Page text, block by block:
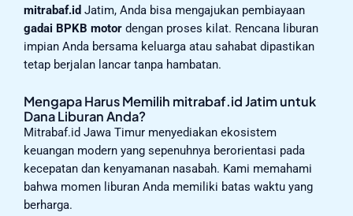
mitrabaf.id Jatim, Anda bisa mengajukan pembiayaan
gadai BPKB motor dengan proses kilat. Rencana liburan
impian Anda bersama keluarga atau sahabat dipastikan
tetap berjalan lancar tanpa hambatan.
Mengapa Harus Memilih mitrabaf.id Jatim untuk
Dana Liburan Anda?
Mitrabaf.id Jawa Timur menyediakan ekosistem
keuangan modern yang sepenuhnya berorientasi pada
kecepatan dan kenyamanan nasabah. Kami memahami
bahwa momen liburan Anda memiliki batas waktu yang
berharga.